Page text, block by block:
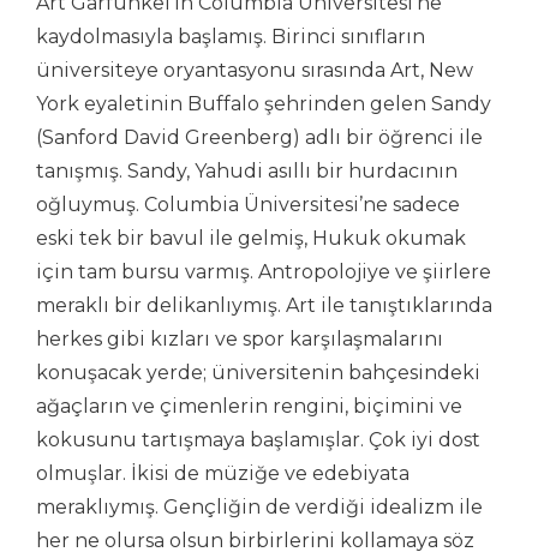
kaydolmasıyla başlamış. Birinci sınıfların
üniversiteye oryantasyonu sırasında Art, New
York eyaletinin Buffalo şehrinden gelen Sandy
(Sanford David Greenberg) adlı bir öğrenci ile
tanışmış. Sandy, Yahudi asıllı bir hurdacının
oğluymuş. Columbia Üniversitesi’ne sadece
eski tek bir bavul ile gelmiş, Hukuk okumak
için tam bursu varmış. Antropolojiye ve şiirlere
meraklı bir delikanlıymış. Art ile tanıştıklarında
herkes gibi kızları ve spor karşılaşmalarını
konuşacak yerde; üniversitenin bahçesindeki
ağaçların ve çimenlerin rengini, biçimini ve
kokusunu tartışmaya başlamışlar. Çok iyi dost
olmuşlar. İkisi de müziğe ve edebiyata
meraklıymış. Gençliğin de verdiği idealizm ile
her ne olursa olsun birbirlerini kollamaya söz